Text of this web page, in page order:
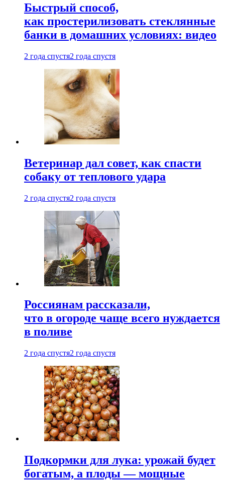
Быстрый способ,
как простерилизовать стеклянные
банки в домашних условиях: видео
2 года спустя2 года спустя
Ветеринар дал совет, как спасти
собаку от теплового удара
2 года спустя2 года спустя
Россиянам рассказали,
что в огороде чаще всего нуждается
в поливе
2 года спустя2 года спустя
Подкормки для лука: урожай будет
богатым, а плоды — мощные